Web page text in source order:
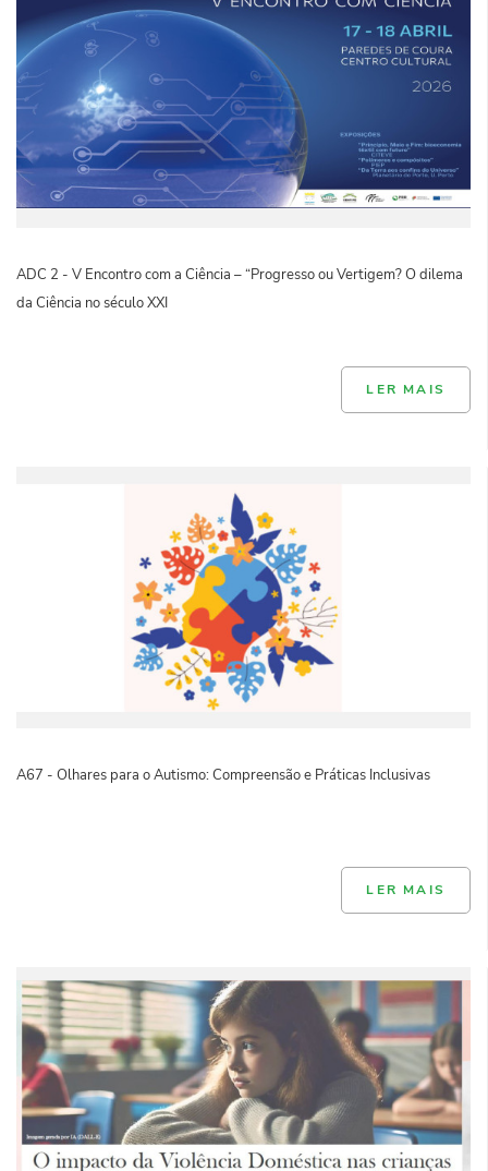
ADC 2 - V Encontro com a Ciência – “Progresso ou Vertigem? O dilema
da Ciência no século XXI
LER MAIS
A67 - Olhares para o Autismo: Compreensão e Práticas Inclusivas
LER MAIS